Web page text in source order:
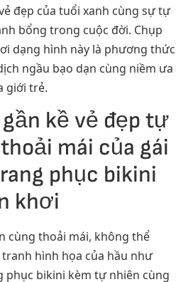
đẹp của tuổi xanh cùng sự tự
bổng trong cuộc đời. Chụp
dạng hình này là phương thức
ngầu bạo dạn cùng niềm ưa
giới trẻ.
kề vẻ đẹp tự
mái của gái
phục bikini
khơi
cùng thoải mái, không thể
hình họa của hầu như
bikini kèm tự nhiên cùng